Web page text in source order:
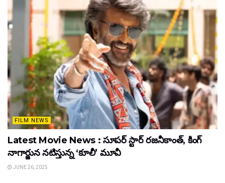
FILM NEWS
Latest Movie News : సూపర్ స్టార్ రజనీకాంత్, కింగ్
నాగార్జున నటిస్తున్న ‘కూలీ’ మూవీ
JUNE 26, 2025